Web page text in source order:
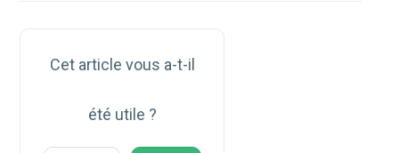
Cet article vous a-t-il
été utile ?